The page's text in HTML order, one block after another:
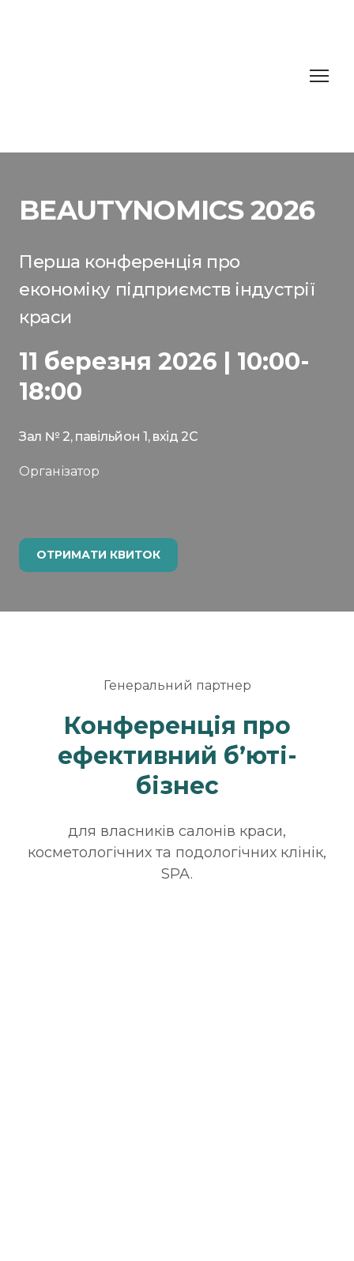
BEAUTYNOMICS 2026
Перша конференція про
економіку підприємств індустрії
краси
11 березня 2026 | 10:00-
18:00
Зал № 2, павільйон 1, вхід 2С
Організатор
ОТРИМАТИ КВИТОК
Генеральний партнер
Конференція про
ефективний б’юті-
бізнес
для власників салонів краси,
косметологічних та подологічних клінік,
SPA.